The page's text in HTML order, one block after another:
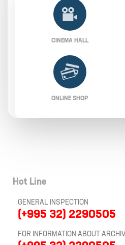
CINEMA HALL
ONLINE SHOP
Hot Line
GENERAL INSPECTION
(+995 32) 2290505
FOR INFORMATION ABOUT